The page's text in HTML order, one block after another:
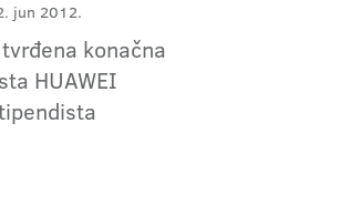
jun 2012.
konačna
HUAWEI